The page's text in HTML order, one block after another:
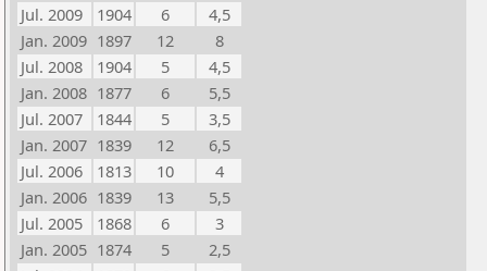
Jul. 2009
1904 6
4,5
Jan. 2009 1897 12
8
Jul. 2008
1904 5
4,5
Jan. 2008 1877 6
5,5
Jul. 2007
1844 5
3,5
Jan. 2007 1839 12
6,5
Jul. 2006
1813 10
4
Jan. 2006 1839 13
5,5
Jul. 2005
1868 6
3
Jan. 2005 1874 5
2,5